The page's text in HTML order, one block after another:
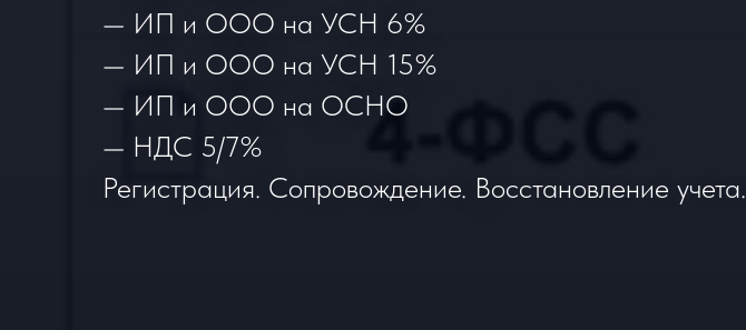
— ИП и ООО на УСН 6%
— ИП и ООО на УСН 15%
— ИП и ООО на ОСНО
— НДС 5/7%
Регистрация. Сопровождение. Восстановление учета.